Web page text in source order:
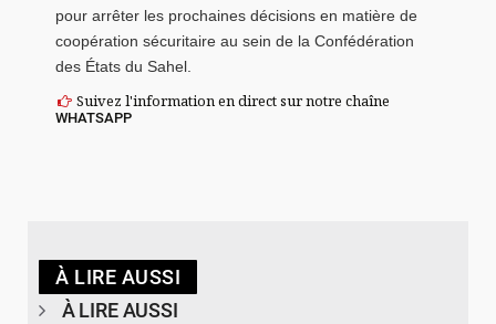
pour arrêter les prochaines décisions en matière de
coopération sécuritaire au sein de la Confédération
des États du Sahel.
Suivez l'information en direct sur notre chaîne
WHATSAPP
À LIRE AUSSI
À LIRE AUSSI